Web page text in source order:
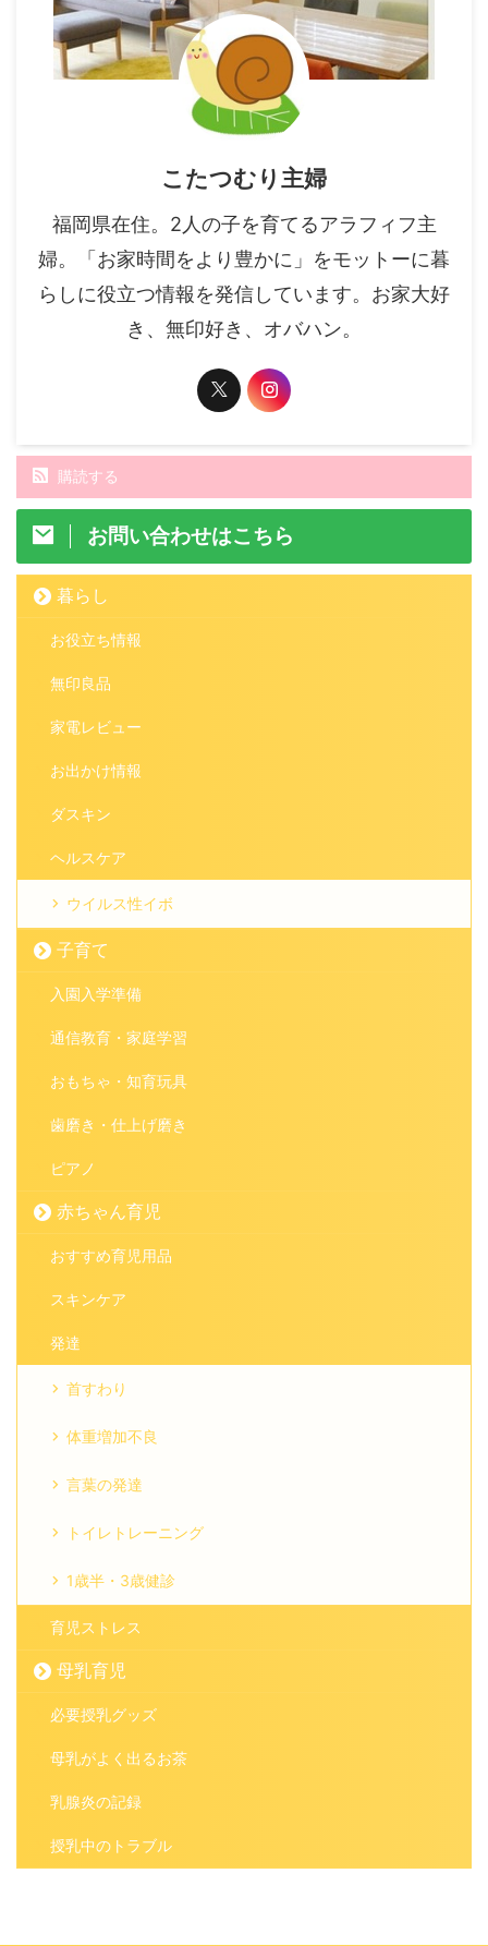
こたつむり主婦
福岡県在住。2人の子を育てるアラフィフ主
婦。「お家時間をより豊かに」をモットーに暮
らしに役立つ情報を発信しています。お家大好
き、無印好き、オバハン。
購読する
お問い合わせはこちら
暮らし
お役立ち情報
無印良品
家電レビュー
お出かけ情報
ダスキン
ヘルスケア
ウイルス性イボ
子育て
入園入学準備
通信教育・家庭学習
おもちゃ・知育玩具
歯磨き・仕上げ磨き
ピアノ
赤ちゃん育児
おすすめ育児用品
スキンケア
発達
首すわり
体重増加不良
言葉の発達
トイレトレーニング
1歳半・3歳健診
育児ストレス
母乳育児
必要授乳グッズ
母乳がよく出るお茶
乳腺炎の記録
授乳中のトラブル